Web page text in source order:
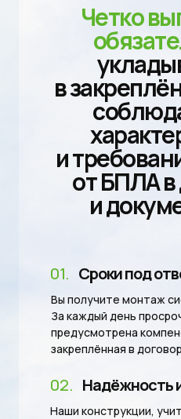
Четко
в
и
от БПЛА в
и
02.
01.
Надёжность
Наши конструкции,
Вы получите монтаж
За каждый день
предусмотрена
закреплённая в
Сроки под